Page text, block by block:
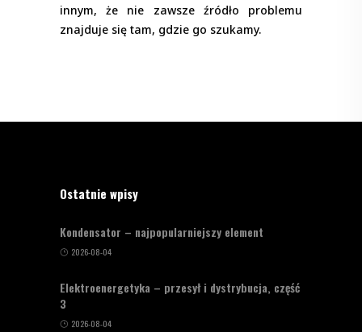
innym, że nie zawsze źródło problemu
znajduje się tam, gdzie go szukamy.
Ostatnie wpisy
Kondensator – najpopularniejszy element
2026-08-04
Elektroenergetyka – przesył i dystrybucja, część
3
2026-08-04